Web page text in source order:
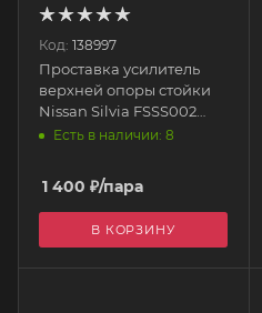
Код: 138997
Проставка усилитель
верхней опоры стойки
Nissan Silvia FSSS002
FORWARD RACING
Есть в наличии: 8
1 400 ₽/пара
В КОРЗИНУ